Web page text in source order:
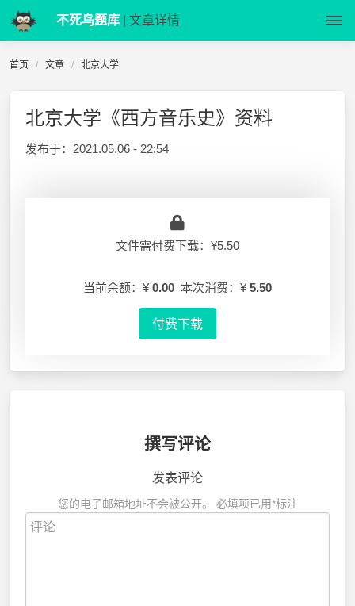
不死鸟题库 | 文章详情
首页 文章 北京大学
北京大学《西方音乐史》资料
发布于： 2021.05.06 - 22:54
文件需付费下载：¥5.50
当前余额：¥ 0.00 本次消费：¥ 5.50
付费下载
撰写评论
发表评论
您的电子邮箱地址不会被公开。 必填项已用*标注